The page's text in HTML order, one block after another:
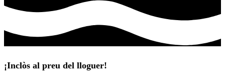
¡Inclòs al preu del lloguer!